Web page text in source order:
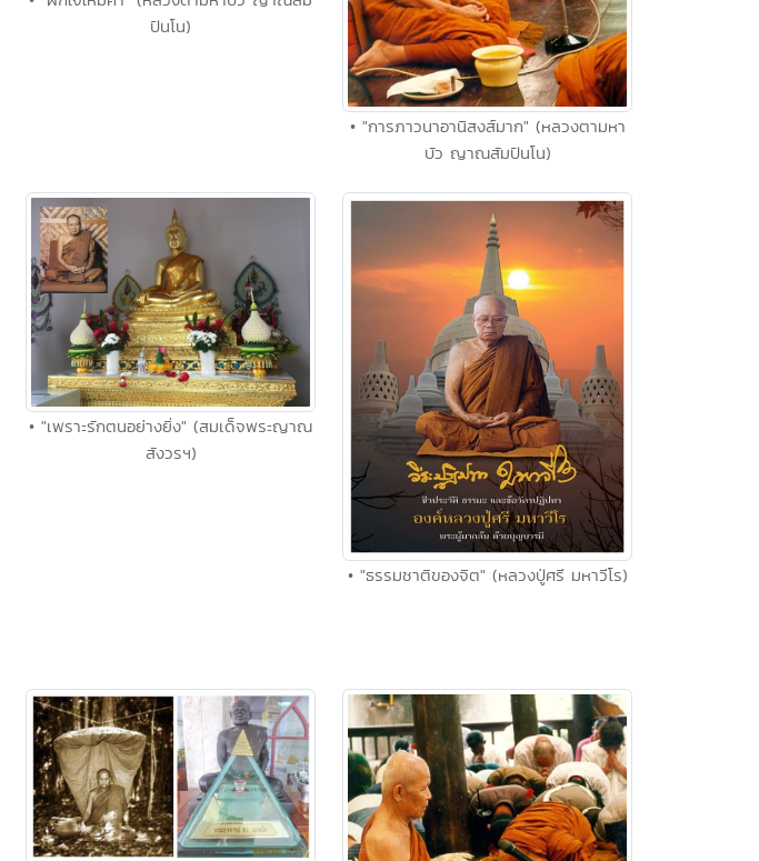
ปันโน)
• "การภาวนาอานิสงส์มาก" (หลวงตามหา
บัว ญาณสัมปันโน)
• "เพราะรักตนอย่างยิ่ง" (สมเด็จพระญาณ
สังวรฯ)
• "ธรรมชาติของจิต" (หลวงปู่ศรี มหาวีโร)